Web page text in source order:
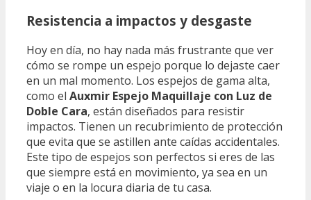
Resistencia a impactos y desgaste
Hoy en día, no hay nada más frustrante que ver
cómo se rompe un espejo porque lo dejaste caer
en un mal momento. Los espejos de gama alta,
como el Auxmir Espejo Maquillaje con Luz de
Doble Cara, están diseñados para resistir
impactos. Tienen un recubrimiento de protección
que evita que se astillen ante caídas accidentales.
Este tipo de espejos son perfectos si eres de las
que siempre está en movimiento, ya sea en un
viaje o en la locura diaria de tu casa.